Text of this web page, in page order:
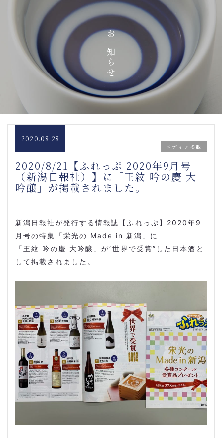
お知らせ
2020.08.28
メディア掲載
2020/8/21【ふれっぷ 2020年9月号
（新潟日報社）】に「王紋 吟の慶 大
吟醸」が掲載されました。
新潟日報社が発行する情報誌【ふれっぷ】2020年9
月号の特集「栄光の Made in 新潟」に
「王紋 吟の慶 大吟醸」が“世界で受賞”した日本酒と
して掲載されました。